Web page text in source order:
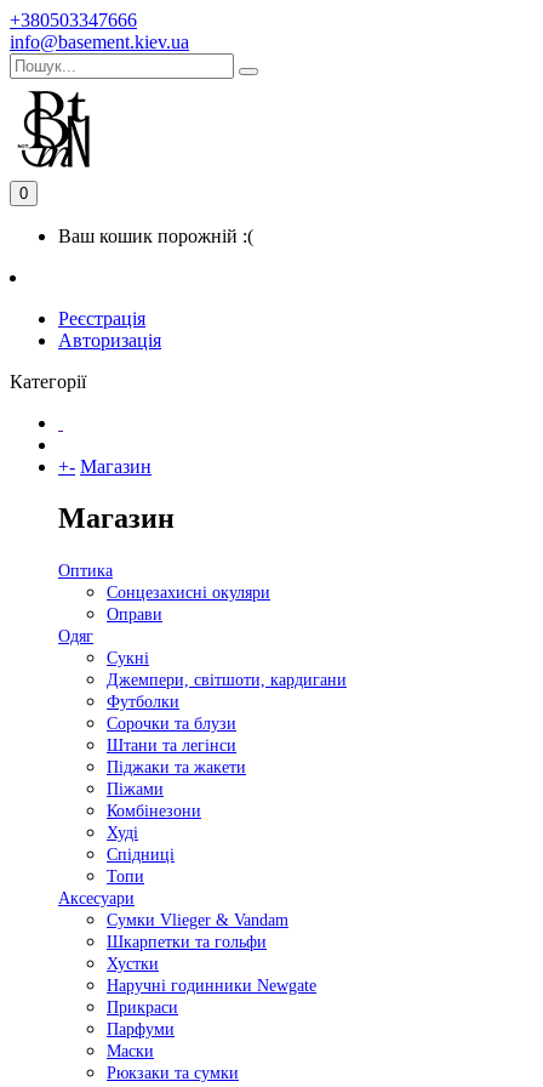
+380503347666
info@basement.kiev.ua
0
Ваш кошик порожній :(
Реєстрація
Авторизація
Категорії
+- Магазин
Магазин
Оптика
Сонцезахисні окуляри
Оправи
Одяг
Сукні
Джемпери, світшоти, кардигани
Футболки
Сорочки та блузи
Штани та легінси
Піджаки та жакети
Піжами
Комбінезони
Худі
Спідниці
Топи
Аксесуари
Сумки Vlieger & Vandam
Шкарпетки та гольфи
Хустки
Наручні годинники Newgate
Прикраси
Парфуми
Маски
Рюкзаки та сумки